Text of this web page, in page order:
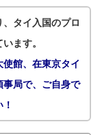
タイ入国のプロ
ます。
館、在東京タイ
事局で、ご自身で